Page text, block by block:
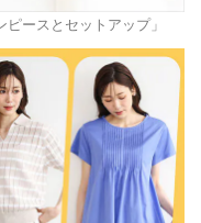
ースとセットアップ」